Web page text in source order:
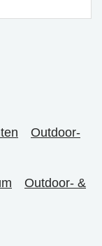
Outdoor-
Outdoor- &